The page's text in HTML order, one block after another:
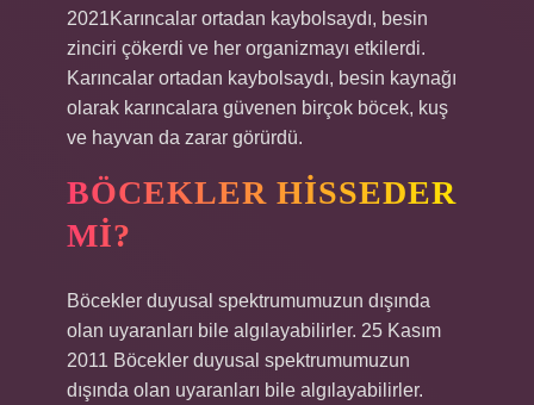
2021Karıncalar ortadan kaybolsaydı, besin
zinciri çökerdi ve her organizmayı etkilerdi.
Karıncalar ortadan kaybolsaydı, besin kaynağı
olarak karıncalara güvenen birçok böcek, kuş
ve hayvan da zarar görürdü.
BÖCEKLER HISSEDER
MI?
Böcekler duyusal spektrumumuzun dışında
olan uyaranları bile algılayabilirler. 25 Kasım
2011 Böcekler duyusal spektrumumuzun
dışında olan uyaranları bile algılayabilirler.